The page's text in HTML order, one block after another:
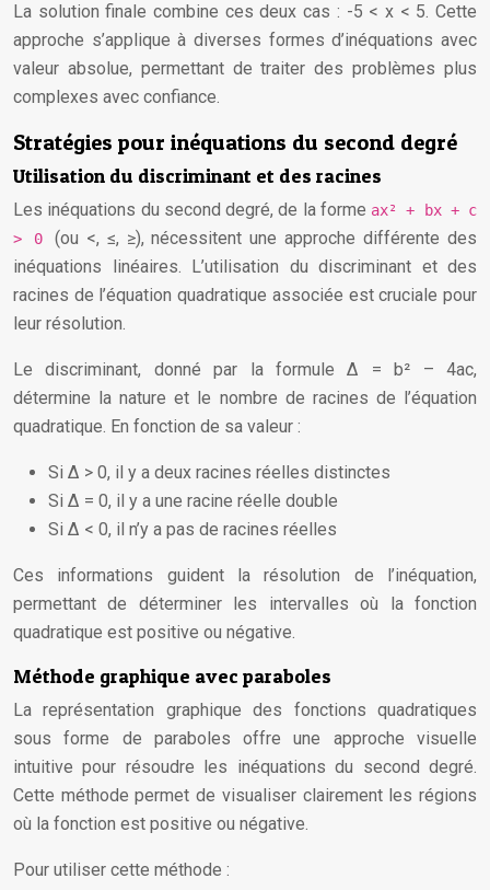
La solution finale combine ces deux cas : -5 < x < 5. Cette
approche s’applique à diverses formes d’inéquations avec
valeur absolue, permettant de traiter des problèmes plus
complexes avec confiance.
Stratégies pour inéquations du second degré
Utilisation du discriminant et des racines
Les inéquations du second degré, de la forme ax² + bx + c
> 0 (ou <, ≤, ≥), nécessitent une approche différente des
inéquations linéaires. L’utilisation du discriminant et des
racines de l’équation quadratique associée est cruciale pour
leur résolution.
Le discriminant, donné par la formule Δ = b² – 4ac,
détermine la nature et le nombre de racines de l’équation
quadratique. En fonction de sa valeur :
Si Δ > 0, il y a deux racines réelles distinctes
Si Δ = 0, il y a une racine réelle double
Si Δ < 0, il n’y a pas de racines réelles
Ces informations guident la résolution de l’inéquation,
permettant de déterminer les intervalles où la fonction
quadratique est positive ou négative.
Méthode graphique avec paraboles
La représentation graphique des fonctions quadratiques
sous forme de paraboles offre une approche visuelle
intuitive pour résoudre les inéquations du second degré.
Cette méthode permet de visualiser clairement les régions
où la fonction est positive ou négative.
Pour utiliser cette méthode :